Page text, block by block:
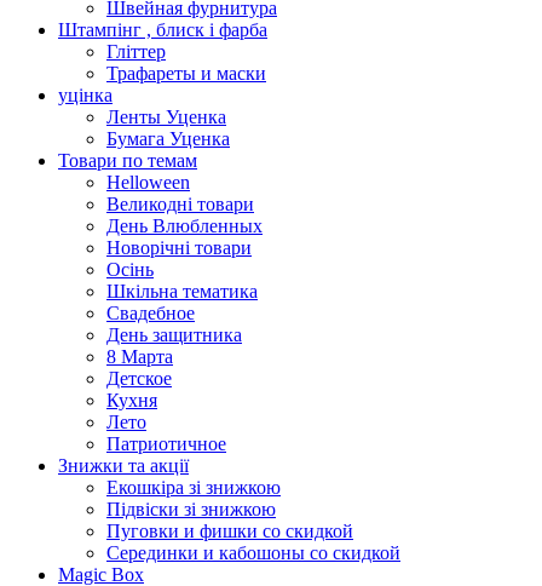
Швейная фурнитура
Штампінг , блиск і фарба
Гліттер
Трафареты и маски
уцінка
Ленты Уценка
Бумага Уценка
Товари по темам
Helloween
Великодні товари
День Влюбленных
Новорічні товари
Осінь
Шкільна тематика
Свадебное
День защитника
8 Марта
Детское
Кухня
Лето
Патриотичное
Знижки та акції
Екошкіра зі знижкою
Підвіски зі знижкою
Пуговки и фишки со скидкой
Серединки и кабошоны со скидкой
Magic Box